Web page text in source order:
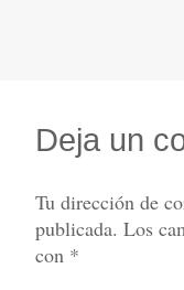
Deja un
Tu dirección de
publicada. Los
con *